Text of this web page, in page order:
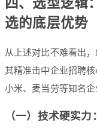
四、选型逻辑
选的底层优势
从上述对比不难看出
其精准击中企业招聘
小米、麦当劳等知名企
（一）技术硬实